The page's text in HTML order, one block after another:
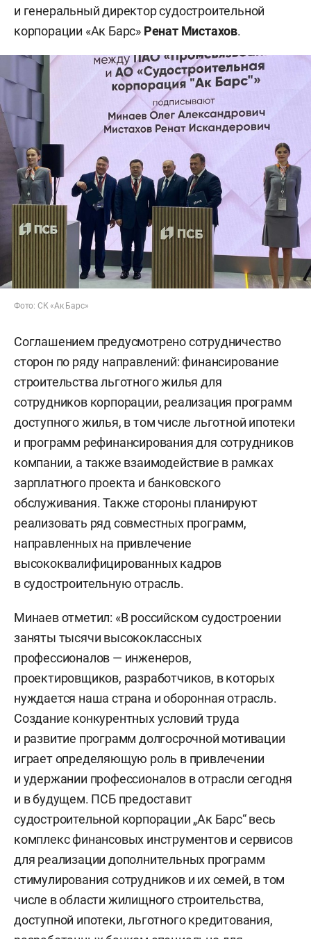
и генеральный директор судостроительной
корпорации «Ак Барс» Ренат Мистахов.
Фото: СК «Ак Барс»
Соглашением предусмотрено сотрудничество
сторон по ряду направлений: финансирование
строительства льготного жилья для
сотрудников корпорации, реализация программ
доступного жилья, в том числе льготной ипотеки
и программ рефинансирования для сотрудников
компании, а также взаимодействие в рамках
зарплатного проекта и банковского
обслуживания. Также стороны планируют
реализовать ряд совместных программ,
направленных на привлечение
высококвалифицированных кадров
в судостроительную отрасль.
Минаев отметил: «В российском судостроении
заняты тысячи высококлассных
профессионалов — инженеров,
проектировщиков, разработчиков, в которых
нуждается наша страна и оборонная отрасль.
Создание конкурентных условий труда
и развитие программ долгосрочной мотивации
играет определяющую роль в привлечении
и удержании профессионалов в отрасли сегодня
и в будущем. ПСБ предоставит
судостроительной корпорации „Ак Барс“ весь
комплекс финансовых инструментов и сервисов
для реализации дополнительных программ
стимулирования сотрудников и их семей, в том
числе в области жилищного строительства,
доступной ипотеки, льготного кредитования,